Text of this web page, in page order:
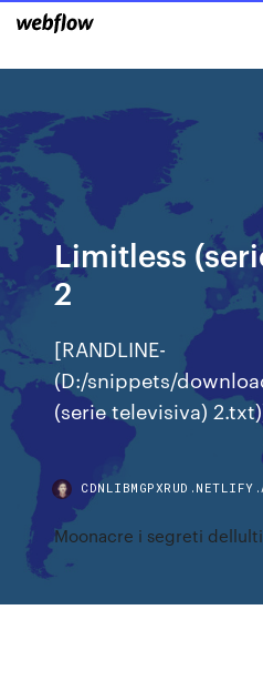
Limitless
2
[RANDLINE-
(D:/snippets/
(serie televisiva)
Moonacre i segreti